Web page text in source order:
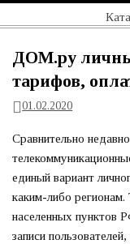
Перейти
содержимому
ДОМ.ру
тарифов,
01.02.2020
Сравнительно
единый вариант
каким-либо
населенных пунктов
записи